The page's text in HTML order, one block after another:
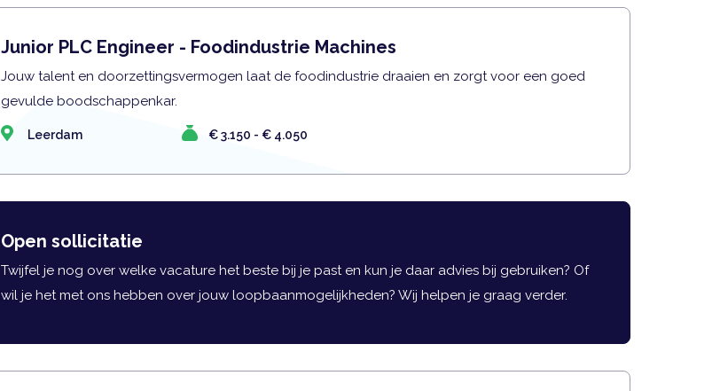
Junior PLC Engineer - Foodindustrie Machines
Jouw talent en doorzettingsvermogen laat de foodindustrie draaien en zorgt voor een goed
gevulde boodschappenkar.
Leerdam € 3.150 - € 4.050
Open sollicitatie
Twijfel je nog over welke vacature het beste bij je past en kun je daar advies bij gebruiken? Of
wil je het met ons hebben over jouw loopbaanmogelijkheden? Wij helpen je graag verder.